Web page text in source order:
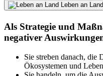
Leben an Land
Als Strategie und
negativer
Sie streben danach, die
Ökosystemen und